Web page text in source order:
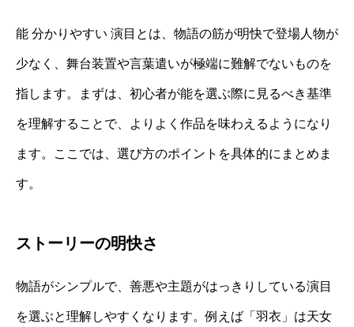
能 分かりやすい 演目とは、物語の筋が明快で登場人物が
少なく、舞台装置や言葉遣いが極端に難解でないものを
指します。まずは、初心者が能を選ぶ際に見るべき基準
を理解することで、よりよく作品を味わえるようになり
ます。ここでは、選び方のポイントを具体的にまとめま
す。
ストーリーの明快さ
物語がシンプルで、善悪や主題がはっきりしている演目
を選ぶと理解しやすくなります。例えば「羽衣」は天女